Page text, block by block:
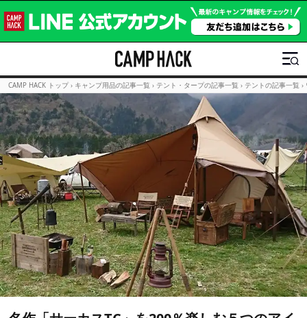
CAMP HACK トップ › キャンプ用品の記事一覧 › テント・タープの記事一覧 › テントの記事一覧 ›